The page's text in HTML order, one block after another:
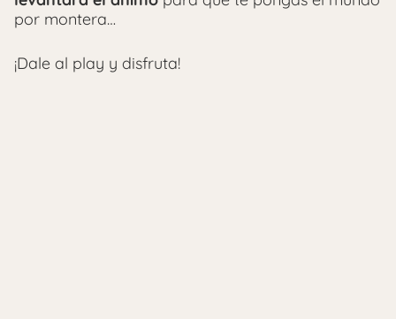
por montera…
¡Dale al play y disfruta!